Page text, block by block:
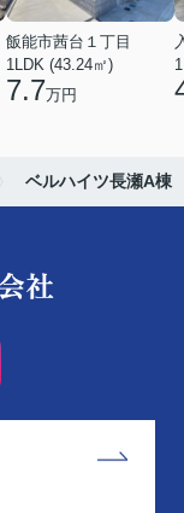
飯能市茜台１丁目
1LDK (43.24㎡)
7.7万円
ベルハイツ長瀬A棟